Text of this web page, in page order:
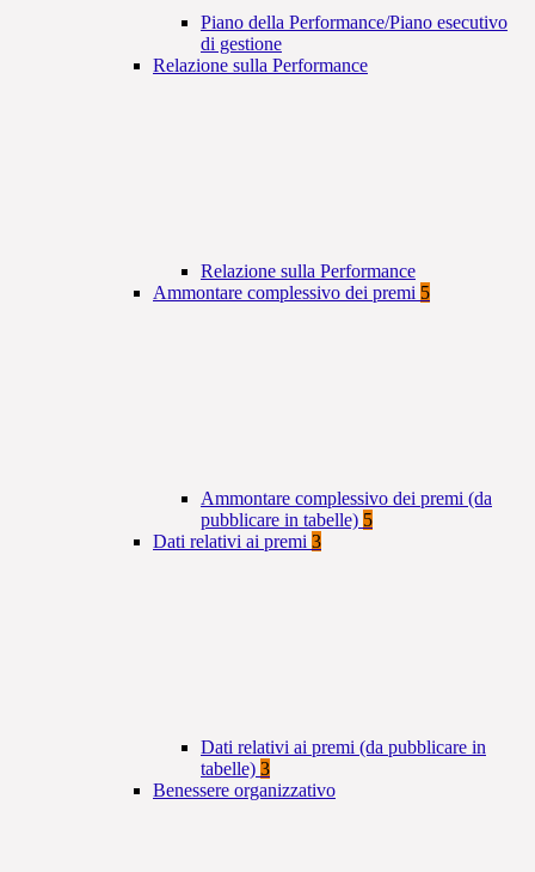
Piano della Performance/Piano esecutivo
di gestione
Relazione sulla Performance
Relazione sulla Performance
Ammontare complessivo dei premi 5
Ammontare complessivo dei premi (da
pubblicare in tabelle) 5
Dati relativi ai premi 3
Dati relativi ai premi (da pubblicare in
tabelle) 3
Benessere organizzativo